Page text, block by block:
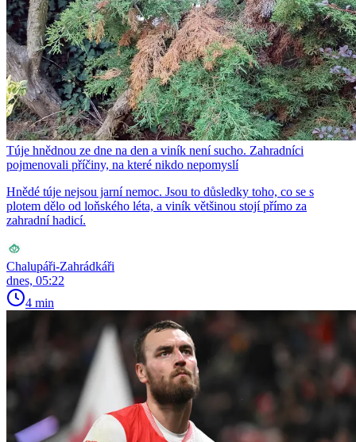
Túje hnědnou ze dne na den a viník není sucho. Zahradníci
pojmenovali příčiny, na které nikdo nepomyslí
Hnědé túje nejsou jarní nemoc. Jsou to důsledky toho, co se s
plotem dělo od loňského léta, a viník většinou stojí přímo za
zahradní hadicí.
Chalupáři-Zahrádkáři
dnes, 05:22
4 min